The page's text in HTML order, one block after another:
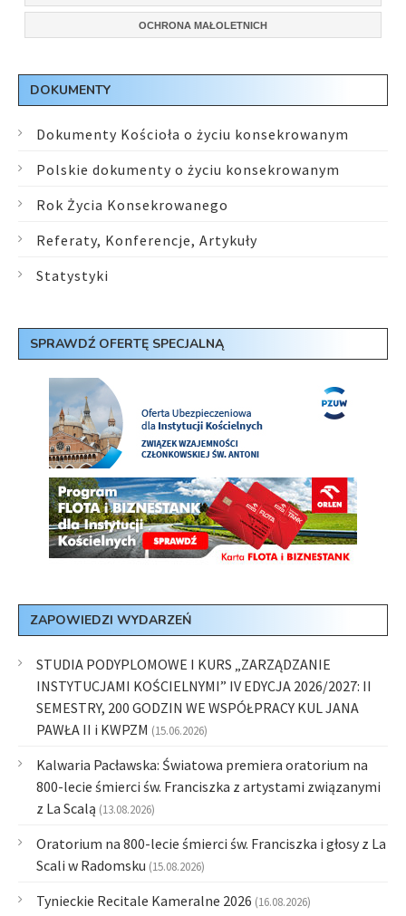
OCHRONA MAŁOLETNICH
DOKUMENTY
Dokumenty Kościoła o życiu konsekrowanym
Polskie dokumenty o życiu konsekrowanym
Rok Życia Konsekrowanego
Referaty, Konferencje, Artykuły
Statystyki
SPRAWDŹ OFERTĘ SPECJALNĄ
ZAPOWIEDZI WYDARZEŃ
STUDIA PODYPLOMOWE I KURS „ZARZĄDZANIE
INSTYTUCJAMI KOŚCIELNYMI” IV EDYCJA 2026/2027: II
SEMESTRY, 200 GODZIN WE WSPÓŁPRACY KUL JANA
PAWŁA II i KWPZM (15.06.2026)
Kalwaria Pacławska: Światowa premiera oratorium na
800-lecie śmierci św. Franciszka z artystami związanymi
z La Scalą (13.08.2026)
Oratorium na 800-lecie śmierci św. Franciszka i głosy z La
Scali w Radomsku (15.08.2026)
Tynieckie Recitale Kameralne 2026 (16.08.2026)